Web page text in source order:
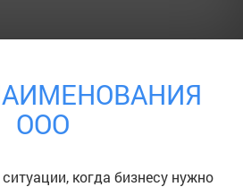
ООО
когда бизнесу нужно